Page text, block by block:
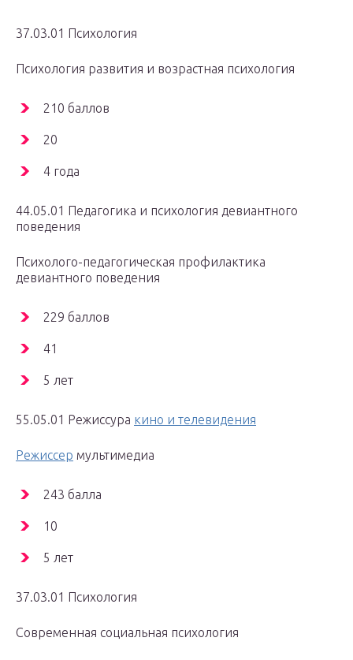
37.03.01 Психология
Психология развития и возрастная психология
210 баллов
20
4 года
44.05.01 Педагогика и психология девиантного
поведения
Психолого-педагогическая профилактика
девиантного поведения
229 баллов
41
5 лет
55.05.01 Режиссура кино и телевидения
Режиссер мультимедиа
243 балла
10
5 лет
37.03.01 Психология
Современная социальная психология